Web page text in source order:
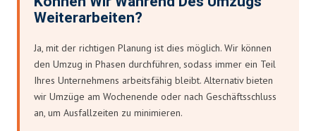
Weiterarbeiten?
Ja, mit der richtigen Planung ist dies möglich. Wir können
den Umzug in Phasen durchführen, sodass immer ein Teil
Ihres Unternehmens arbeitsfähig bleibt. Alternativ bieten
wir Umzüge am Wochenende oder nach Geschäftsschluss
an, um Ausfallzeiten zu minimieren.